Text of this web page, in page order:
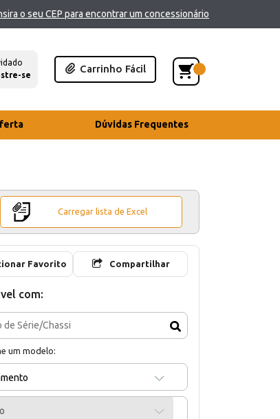
o seu CEP para encontrar um concessionário
se
Carrinho Fácil
Dúvidas Frequentes
Carregar lista de Excel
Favorito Compartilhar
com:
um modelo: